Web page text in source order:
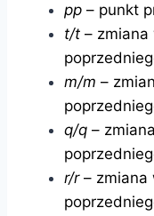
pp – punkt
t/t –
m/m –
q/q –
r/r– zmiana